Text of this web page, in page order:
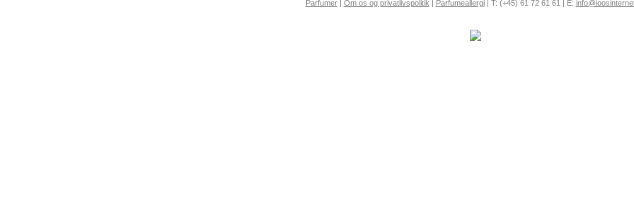
Parfumer| Om os og privatlivspolitik | Parfumeallergi| T: (+45) 61 72 61 61 | E: